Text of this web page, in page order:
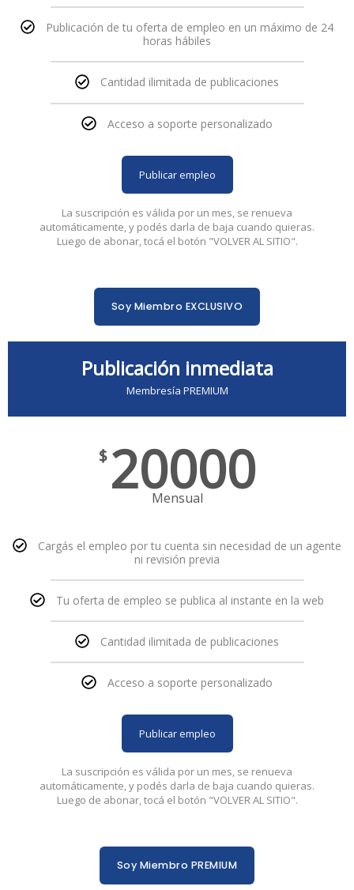
Publicación de tu oferta de empleo en un máximo de 24
horas hábiles
Cantidad ilimitada de publicaciones
Acceso a soporte personalizado
Publicar empleo
La suscripción es válida por un mes, se renueva
automáticamente, y podés darla de baja cuando quieras.
Luego de abonar, tocá el botón "VOLVER AL SITIO".
Soy Miembro EXCLUSIVO
Publicación inmediata
Membresía PREMIUM
$ 20000
Mensual
Cargás el empleo por tu cuenta sin necesidad de un agente
ni revisión previa
Tu oferta de empleo se publica al instante en la web
Cantidad ilimitada de publicaciones
Acceso a soporte personalizado
Publicar empleo
La suscripción es válida por un mes, se renueva
automáticamente, y podés darla de baja cuando quieras.
Luego de abonar, tocá el botón "VOLVER AL SITIO".
Soy Miembro PREMIUM